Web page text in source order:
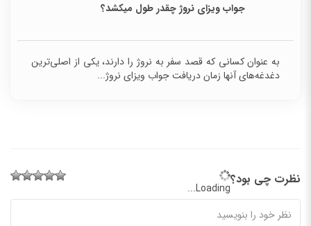
جواب ویزای نروژ چقدر طول میکشد؟
به عنوان کسانی که قصد سفر به نروژ را دارند، یکی از اصلی‌ترین
دغدغه‌های آنها زمان دریافت جواب ویزای نروژ...
نظرت چی بود؟
Loading...